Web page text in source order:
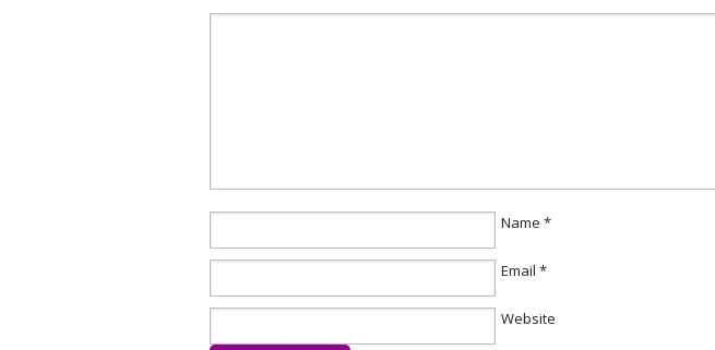
Name *
Email *
Website